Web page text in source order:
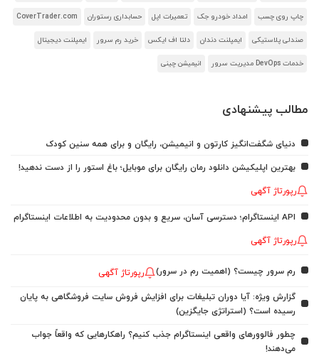
چاپ روی چسب امداد خودرو جک تعمیرات اپل حسابداری رستوران CoverTrader.com
صندلی پلاستیکی ایمپلنت دندان دلتا اف ایکس خرید رم سرور ایمپلنت دیجیتال
خدمات DevOps مدیریت سرور انیمیشن چینی
مطالب پیشنهادی
دنیای شگفت‌انگیز کارتون و انیمیشن، رایگان و برای همه سنین کودک
بهترین اپلیکیشن دانلود رمان رایگان برای موبایل؛ باغ استور را از دست ندهید!
رپورتاژ آگهی
API اینستاگرام؛ دسترسی آسان، سریع و بدون محدودیت به اطلاعات اینستاگرام
رپورتاژ آگهی
رم سرور چیست؟ (اهمیت رم در سرور) رپورتاژ آگهی
گزارش ویژه: آیا دوران تبلیغات برای افزایش فروش سایت فروشگاهی به پایان
رسیده است؟ (استراتژی جایگزین)
چطور فالوورهای واقعی اینستاگرام جذب کنیم؟ راهکارهایی که واقعاً جواب
می‌دهند!